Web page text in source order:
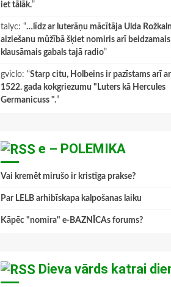
iet tālāk.”
talyc: “…līdz ar luterāņu mācītāja Ulda
aiziešanu mūžībā šķiet nomiris arī beidzamais
klausāmais gabals tajā radio”
gviclo: “Starp citu, Holbeins ir pazīstams arī ar
1522. gada kokgriezumu "Luters kā Hercules
Germanicuss ".”
e – POLEMIKA
Vai kremēt mirušo ir kristīga prakse?
Par LELB arhibīskapa kalpošanas laiku
Kāpēc "nomira" e-BAZNĪCAs forums?
Dieva vārds katrai